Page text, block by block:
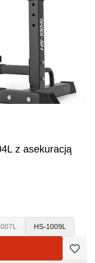
z asekuracją
HS-1009L